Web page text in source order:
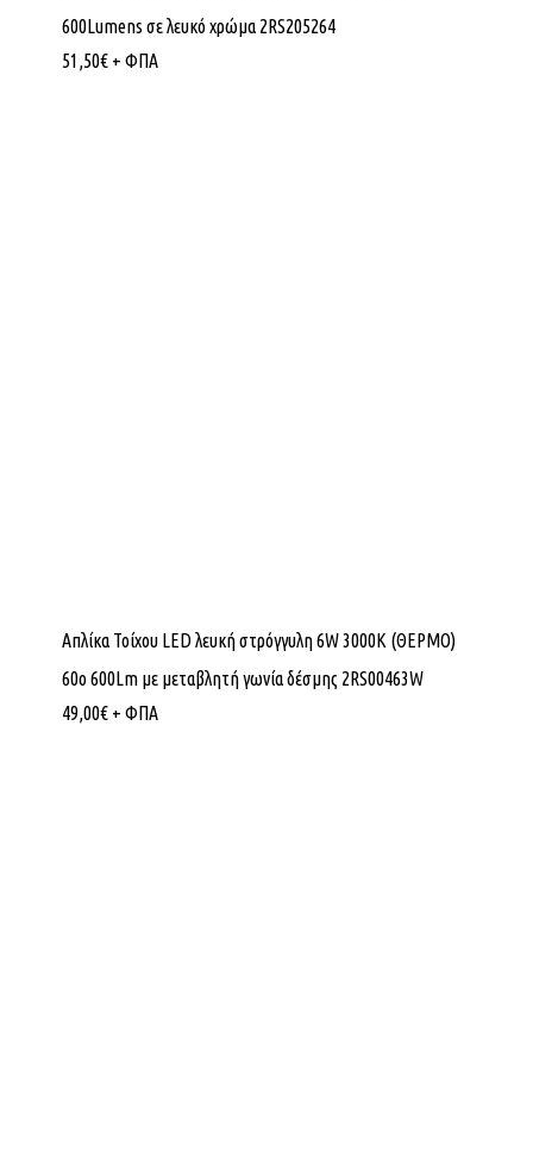
600Lumens σε λευκό χρώμα 2RS205264
51,50€ + ΦΠΑ
Απλίκα Τοίχου LED λευκή στρόγγυλη 6W 3000K (ΘΕΡΜΟ)
60ο 600Lm με μεταβλητή γωνία δέσμης 2RS00463W
49,00€ + ΦΠΑ